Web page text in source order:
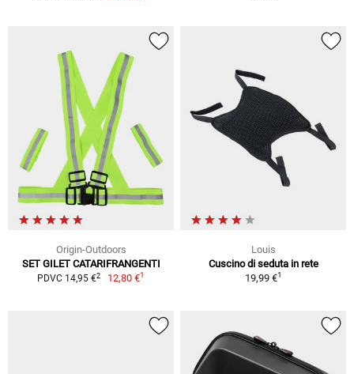
Origin-Outdoors
SET GILET CATARIFRANGENTI
PDVC 14,95 €2 12,80 €1
Louis
Cuscino di seduta in rete
19,99 €1